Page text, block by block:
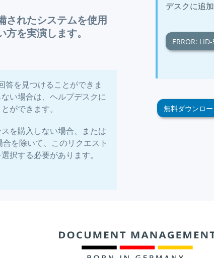
れたシステムを使用
を実演します。
を見つけることができま
い場合は、ヘルプデスクに
ができます。
を購入しない場合、または
を除いて、このリクエスト
択する必要があります。
デスクに追
ERROR:
無料ダウンロー